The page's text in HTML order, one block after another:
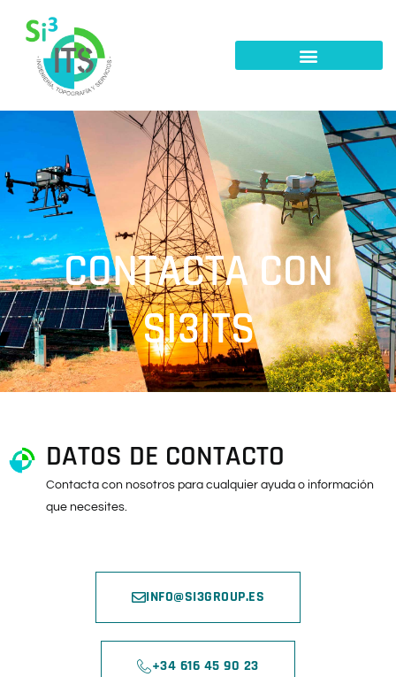
CONTACTA CON
SI3ITS
DATOS DE CONTACTO
Contacta con nosotros para cualquier ayuda o información
que necesites.
INFO@SI3GROUP.ES
+34 616 45 90 23